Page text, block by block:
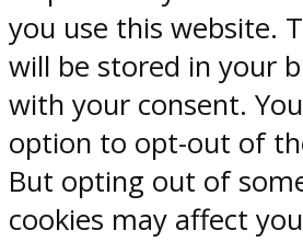
you use this website.
will be stored in your
with your consent.
option to opt-out of
But opting out of
cookies may affect